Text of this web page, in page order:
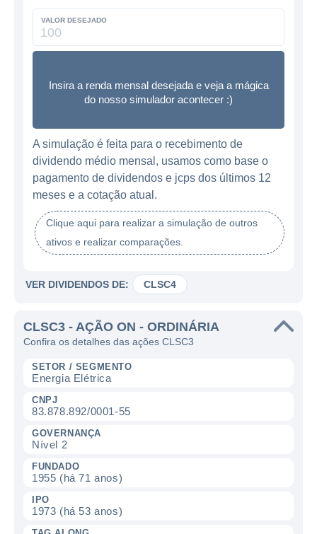
VALOR DESEJADO
Insira a renda mensal desejada e veja a mágica
do nosso simulador acontecer :)
A simulação é feita para o recebimento de
dividendo médio mensal, usamos como base o
pagamento de dividendos e jcps dos últimos 12
meses e a cotação atual.
Clique aqui para realizar a simulação de outros
ativos e realizar comparações.
VER DIVIDENDOS DE: CLSC4
CLSC3 - AÇÃO ON - ORDINÁRIA
Confira os detalhes das ações CLSC3
SETOR / SEGMENTO
Energia Elétrica
CNPJ
83.878.892/0001-55
GOVERNANÇA
Nível 2
FUNDADO
1955 (há 71 anos)
IPO
1973 (há 53 anos)